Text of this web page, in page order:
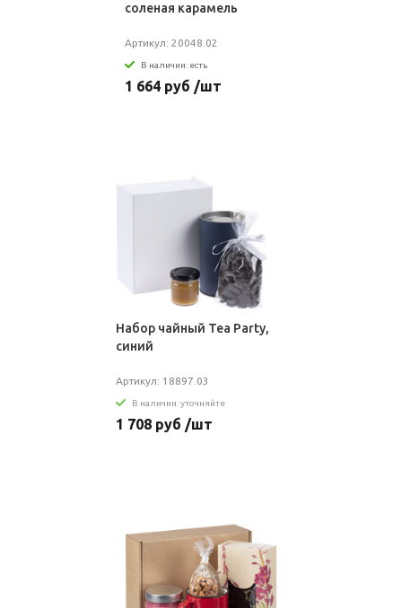
соленая карамель
Артикул: 20048.02
В наличии: есть
1 664 руб /шт
Набор чайный Tea Party,
синий
Артикул: 18897.03
В наличии: уточняйте
1 708 руб /шт